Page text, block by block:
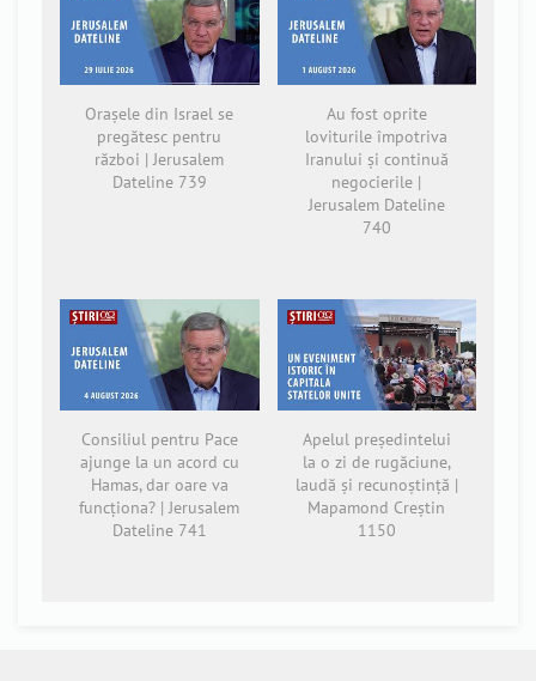
Orașele din Israel se
pregătesc pentru
război | Jerusalem
Dateline 739
Au fost oprite
loviturile împotriva
Iranului și continuă
negocierile |
Jerusalem Dateline
740
Consiliul pentru Pace
ajunge la un acord cu
Hamas, dar oare va
funcționa? | Jerusalem
Dateline 741
Apelul președintelui
la o zi de rugăciune,
laudă și recunoștință |
Mapamond Creștin
1150